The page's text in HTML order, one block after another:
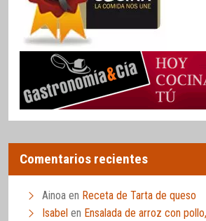
Comentarios recientes
Ainoa en Receta de Tarta de queso
Isabel en Ensalada de arroz con